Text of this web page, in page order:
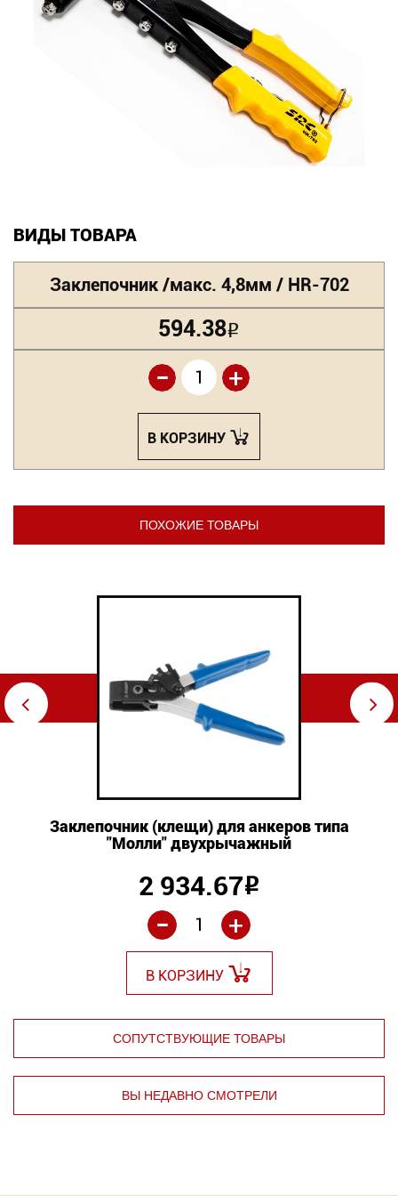
+7
(831)
01-
ВИДЫ ТОВАРА
Заклепочник /макс. 4,8мм / HR-702
594.38Р
+
-
В КОРЗИНУ
ПОХОЖИЕ ТОВАРЫ
⇦
Заклепочник (клещи) для анкеров типа
"Молли" двухрычажный
2 934.67Р
+
-
В КОРЗИНУ
⇨
СОПУТСТВУЮЩИЕ ТОВАРЫ
⇦ ⇨
ВЫ НЕДАВНО СМОТРЕЛИ